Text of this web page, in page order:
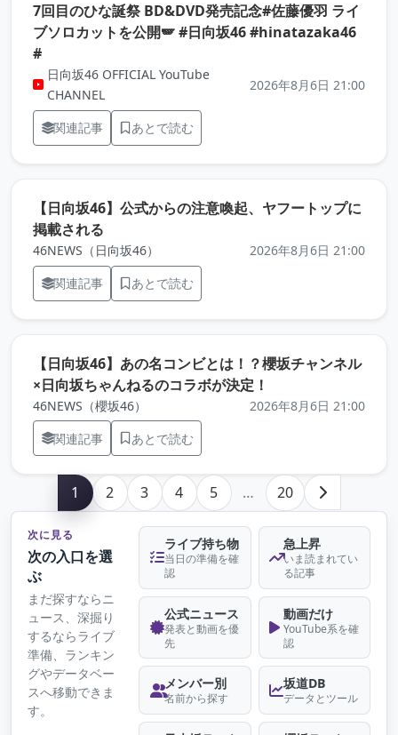
7回目のひな誕祭 BD&DVD発売記念#佐藤優羽 ライ
ブソロカットを公開🪽 #日向坂46 #hinatazaka46
#（元記事を新しいタブで開きます）
日向坂46 OFFICIAL YouTube
CHANNEL
2026年8月6日 21:00
関連記事 あとで読む
【日向坂46】公式からの注意喚起、ヤフートップに
掲載される
46NEWS（日向坂46）
2026年8月6日 21:00
関連記事
あとで読む
【日向坂46】あの名コンビとは！？櫻坂チャンネル
×日向坂ちゃんねるのコラボが決定！
46NEWS（櫻坂46）
2026年8月6日 21:00
関連記事
あとで読む
1 2 3 4 5 … 20
次に見る
次の入口を選
ぶ
まだ探すならニ
ュース、深掘り
するならライブ
準備、ランキン
グやデータベー
スへ移動できま
す。
ライブ持ち物
当日の準備を確
認
急上昇
いま読まれてい
る記事
公式ニュース
発表と動画を優
先
動画だけ
YouTube系を確
認
メンバー別
名前から探す
坂道DB
データとツール